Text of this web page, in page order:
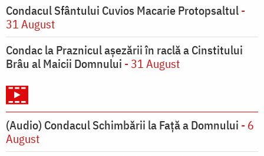
Condacul Sfântului Cuvios Macarie Protopsaltul-
31 August
Condac la Praznicul aşezării în raclă a Cinstitului
Brâu al Maicii Domnului - 31 August
(Audio) Condacul Schimbării la Față a Domnului - 6
August